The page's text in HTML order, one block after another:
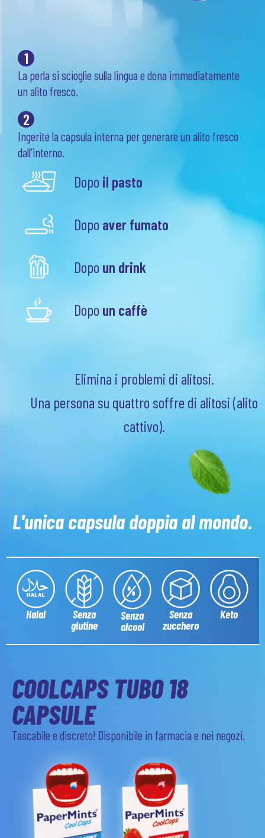
1
La perla si scioglie sulla lingua e dona immediatamente
un alito fresco.
2
Ingerite la capsula interna per generare un alito fresco
dall'interno.
Dopo il pasto
Dopo aver fumato
Dopo un drink
Dopo un caffè
Elimina i problemi di alitosi.
Una persona su quattro soffre di alitosi (alito
cattivo).
L'unica capsula doppia al mondo.
Halal
Senza
glutine
Senza
alcool
Senza
zucchero
Keto
COOLCAPS TUBO 18
CAPSULE
Tascabile e discreto! Disponibile in farmacia e nei negozi.